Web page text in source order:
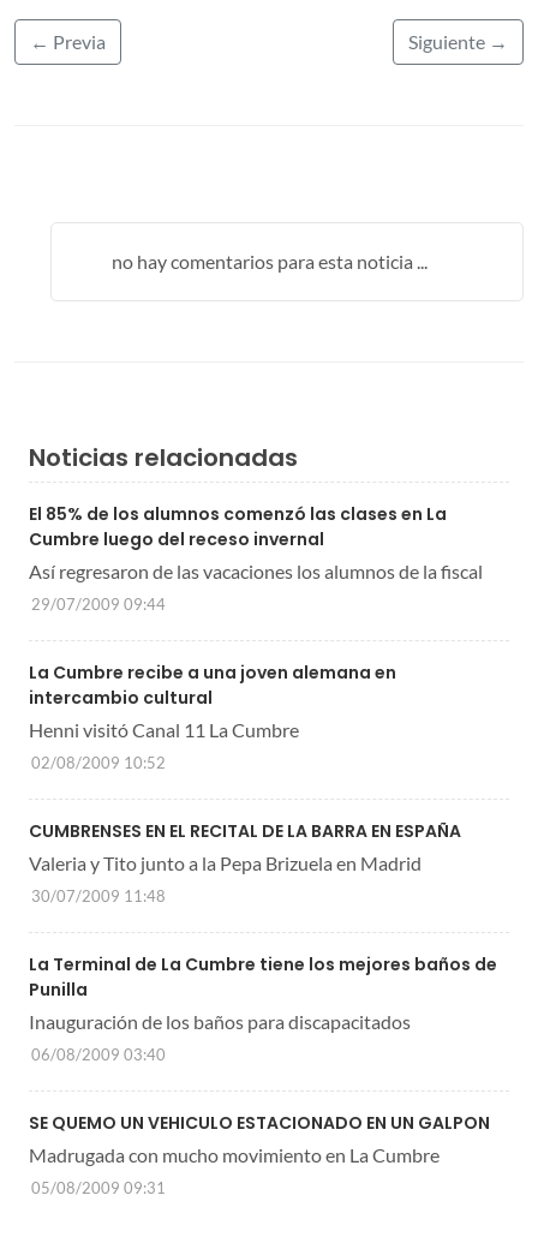
← Previa Siguiente →
no hay comentarios para esta noticia ...
Noticias relacionadas
El 85% de los alumnos comenzó las clases en La
Cumbre luego del receso invernal
Así regresaron de las vacaciones los alumnos de la fiscal
29/07/2009 09:44
La Cumbre recibe a una joven alemana en
intercambio cultural
Henni visitó Canal 11 La Cumbre
02/08/2009 10:52
CUMBRENSES EN EL RECITAL DE LA BARRA EN ESPAÑA
Valeria y Tito junto a la Pepa Brizuela en Madrid
30/07/2009 11:48
La Terminal de La Cumbre tiene los mejores baños de
Punilla
Inauguración de los baños para discapacitados
06/08/2009 03:40
SE QUEMO UN VEHICULO ESTACIONADO EN UN GALPON
Madrugada con mucho movimiento en La Cumbre
05/08/2009 09:31